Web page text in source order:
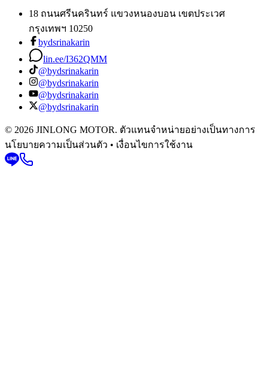
18 ถนนศรีนครินทร์ แขวงหนองบอน เขตประเวศ
กรุงเทพฯ 10250
bydsrinakarin
lin.ee/I362QMM
@bydsrinakarin
@bydsrinakarin
@bydsrinakarin
@bydsrinakarin
© 2026 JINLONG MOTOR. ตัวแทนจำหน่ายอย่างเป็นทางการ
นโยบายความเป็นส่วนตัว • เงื่อนไขการใช้งาน